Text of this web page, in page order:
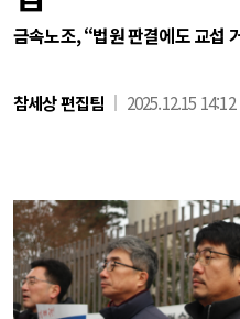
금속노조, “법원 판결에도 교섭
참세상 편집팀 2025.12.15 14:12